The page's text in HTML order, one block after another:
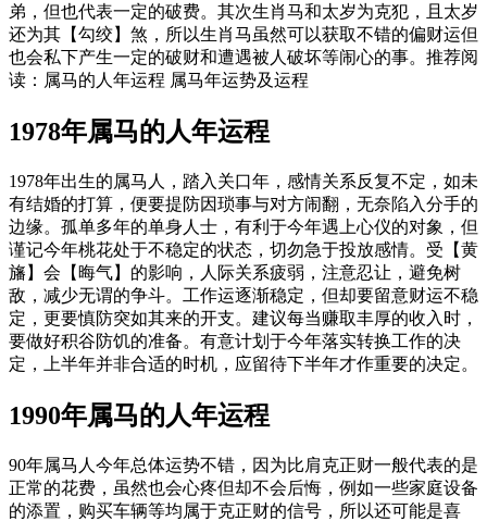
弟，但也代表一定的破费。其次生肖马和太岁为克犯，且太岁
还为其【勾绞】煞，所以生肖马虽然可以获取不错的偏财运但
也会私下产生一定的破财和遭遇被人破坏等闹心的事。推荐阅
读：属马的人年运程 属马年运势及运程
1978年属马的人年运程
1978年出生的属马人，踏入关口年，感情关系反复不定，如未
有结婚的打算，便要提防因琐事与对方闹翻，无奈陷入分手的
边缘。孤单多年的单身人士，有利于今年遇上心仪的对象，但
谨记今年桃花处于不稳定的状态，切勿急于投放感情。受【黄
旛】会【晦气】的影响，人际关系疲弱，注意忍让，避免树
敌，减少无谓的争斗。工作运逐渐稳定，但却要留意财运不稳
定，更要慎防突如其来的开支。建议每当赚取丰厚的收入时，
要做好积谷防饥的准备。有意计划于今年落实转换工作的决
定，上半年并非合适的时机，应留待下半年才作重要的决定。
1990年属马的人年运程
90年属马人今年总体运势不错，因为比肩克正财一般代表的是
正常的花费，虽然也会心疼但却不会后悔，例如一些家庭设备
的添置，购买车辆等均属于克正财的信号，所以还可能是喜